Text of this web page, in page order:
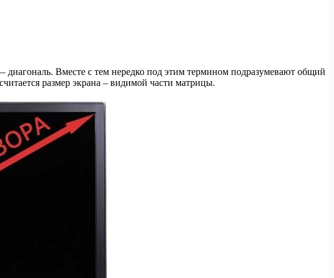
Вместе с тем нередко под этим термином подразумевают общий
размер экрана – видимой части матрицы.